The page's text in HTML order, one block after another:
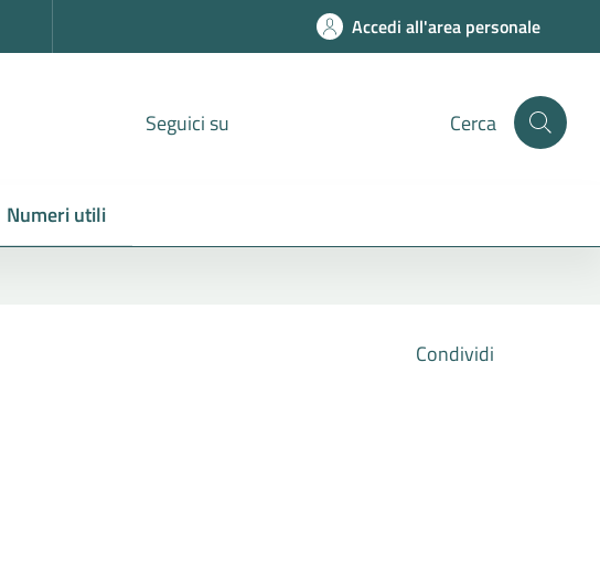
Accedi all'area personale
Seguici su Cerca
Numeri utili
Condividi